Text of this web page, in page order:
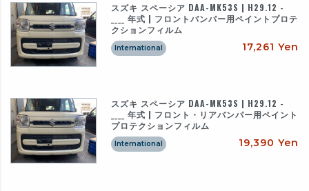
スズキ スペーシア DAA-MK53S | H29.12 -
____ 年式 | フロントバンパー用ペイントプロテ
クションフィルム
International 17,261 Yen
スズキ スペーシア DAA-MK53S | H29.12 -
____ 年式 | フロント・リアバンパー用ペイント
プロテクションフィルム
International 19,390 Yen